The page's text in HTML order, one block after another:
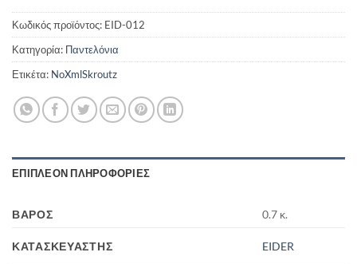
Κωδικός προϊόντος: EID-012
Κατηγορία: Παντελόνια
Ετικέτα: NoXmlSkroutz
ΕΠΙΠΛΈΟΝ ΠΛΗΡΟΦΟΡΊΕΣ
ΒΆΡΟΣ 0.7 κ.
ΚΑΤΑΣΚΕΥΑΣΤΉΣ EIDER